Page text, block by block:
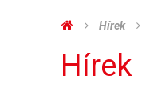
Hírek
Hírek